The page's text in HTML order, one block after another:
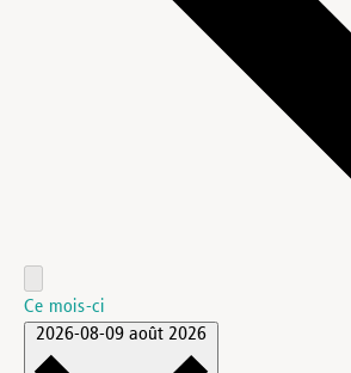
Ce mois-ci
2026-08-09 août 2026